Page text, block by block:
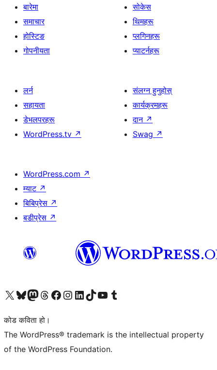
बारेमा
समाचार
होस्टिङ
गोपनीयता
सोकेस
थिमहरू
प्लगिनहरू
प्याटर्नहरू
लर्न
सहायता
डेभलपरहरू
WordPress.tv ↗
संलग्न हुनुहोस्
कार्यक्रमहरू
दान ↗
Swag ↗
WordPress.com ↗
म्याट ↗
बिबिप्रेस ↗
बडीप्रेस ↗
हाम्रो X (पहिले ट्विटर) खातामा जानुहोस्
हाम्रो Bluesky खाता भ्रमण गर्नुहोस्
हाम्रो म्यास्टोडन खाता भ्रमण गर्नुहोस्
हाम्रो थ्रेड्स खातामा जानुहोस्
हाम्रो फेसबुक पेजमा जानुहोस्
हाम्रो इन्स्टाग्राम खातामा जानुहोस्
हाम्रो लिङ्क्डइन खातामा जानुहोस्
हाम्रो TikTok खाता भ्रमण गर्नुहोस्
हाम्रो युट्युब च्यानलमा जानुहोस्
हाम्रो टम्बलर खाता भ्रमण गर्नुहोस्
कोड कविता हो।
The WordPress® trademark is the intellectual property
of the WordPress Foundation.